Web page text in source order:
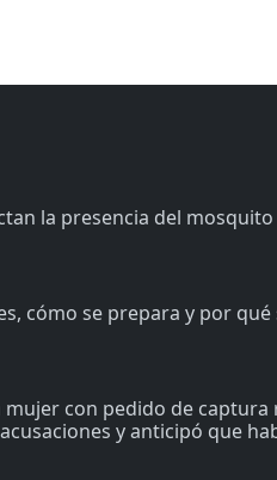
la presencia del
cómo se prepara y por qué
con pedido de captura
y anticipó que